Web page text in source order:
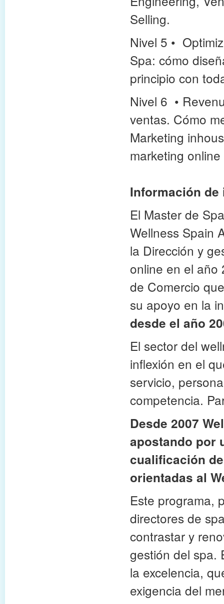
Selling.
Nivel 5 •
Spa: cómo
principio con
Nivel 6 •
ventas. Cómo
Marketing
marketing
Información de
El Master de
Wellness Spain
la Dirección y
online en el año
de Comercio
su apoyo en la
desde el año
El sector del
inflexión en el
servicio,
competencia.
Desde 2007
apostando por
cualificación
orientadas al
Este programa,
directores de
contrastar y
gestión del spa.
la excelencia,
exigencia del